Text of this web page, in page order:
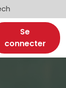
Se
connecter